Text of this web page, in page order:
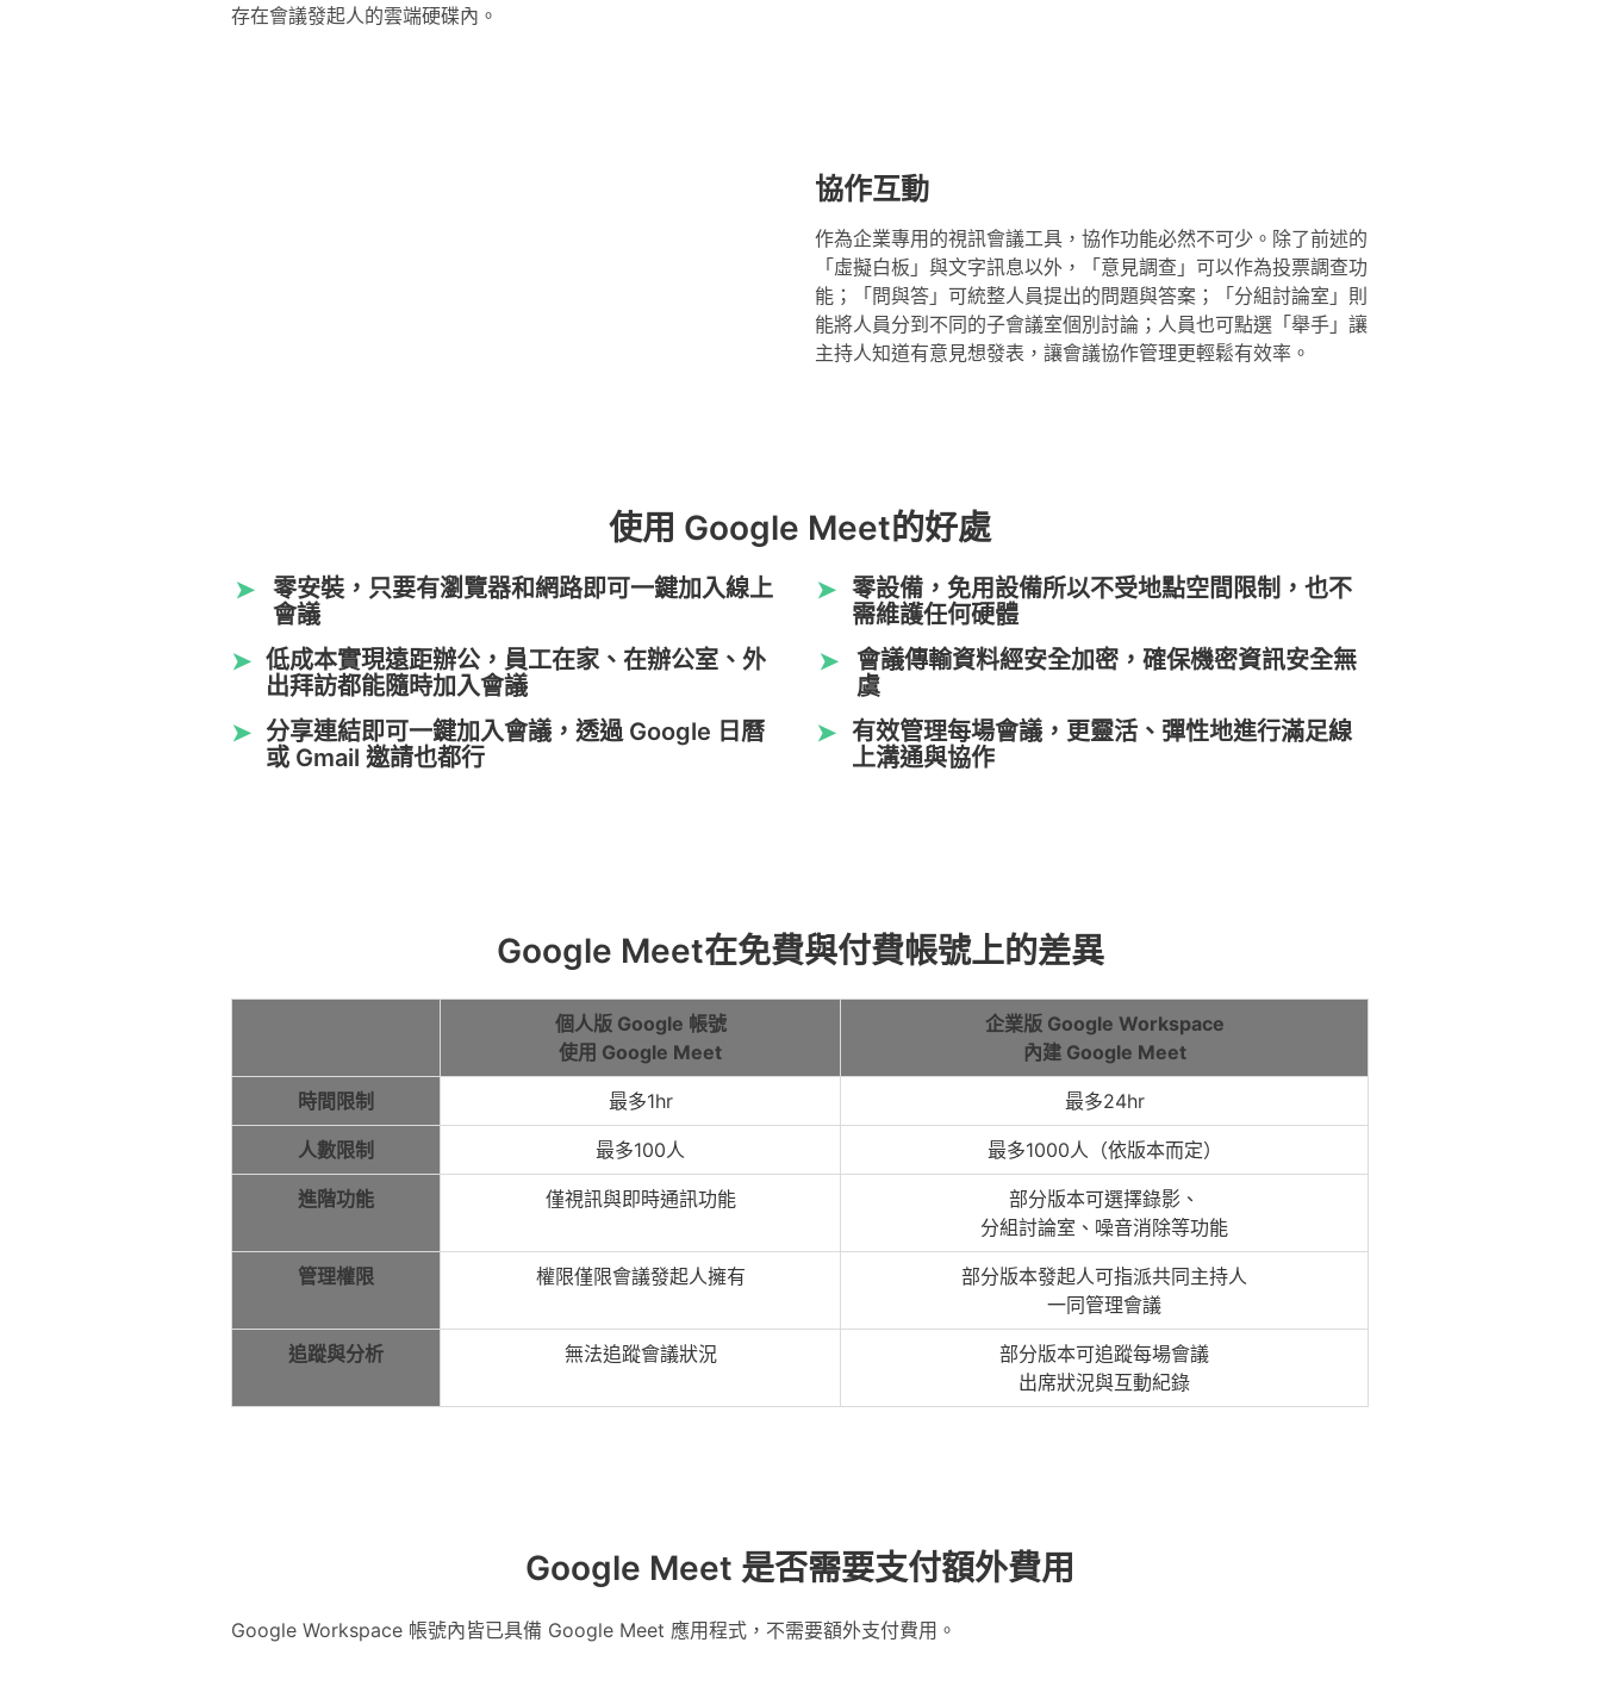
存在會議發起人的雲端硬碟內。
協作互動
作為企業專用的視訊會議工具，協作功能必然不可少。除了前述的
「虛擬白板」與文字訊息以外，「意見調查」可以作為投票調查功
能；「問與答」可統整人員提出的問題與答案；「分組討論室」則
能將人員分到不同的子會議室個別討論；人員也可點選「舉手」讓
主持人知道有意見想發表，讓會議協作管理更輕鬆有效率。
使用 Google Meet的好處
➤
零安裝，只要有瀏覽器和網路即可一鍵加入線上
會議
➤ 低成本實現遠距辦公，員工在家、在辦公室、外
出拜訪都能隨時加入會議
➤ 分享連結即可一鍵加入會議，透過 Google 日曆
或 Gmail 邀請也都行
➤ 零設備，免用設備所以不受地點空間限制，也不
需維護任何硬體
➤
會議傳輸資料經安全加密，確保機密資訊安全無
虞
➤ 有效管理每場會議，更靈活、彈性地進行滿足線
上溝通與協作
Google Meet在免費與付費帳號上的差異
個人版 Google 帳號
使用 Google Meet
企業版 Google Workspace
內建 Google Meet
時間限制 最多1hr 最多24hr
人數限制 最多100人 最多1000人（依版本而定）
進階功能 僅視訊與即時通訊功能
部分版本可選擇錄影、
分組討論室、噪音消除等功能
管理權限 權限僅限會議發起人擁有
部分版本發起人可指派共同主持人
一同管理會議
追蹤與分析 無法追蹤會議狀況
部分版本可追蹤每場會議
出席狀況與互動紀錄
Google Meet 是否需要支付額外費用
Google Workspace 帳號內皆已具備 Google Meet 應用程式，不需要額外支付費用。